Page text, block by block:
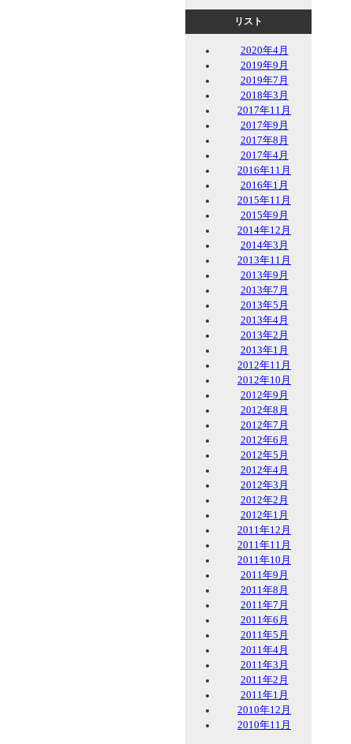
リスト
2020年4月
2019年9月
2019年7月
2018年3月
2017年11月
2017年9月
2017年8月
2017年4月
2016年11月
2016年1月
2015年11月
2015年9月
2014年12月
2014年3月
2013年11月
2013年9月
2013年7月
2013年5月
2013年4月
2013年2月
2013年1月
2012年11月
2012年10月
2012年9月
2012年8月
2012年7月
2012年6月
2012年5月
2012年4月
2012年3月
2012年2月
2012年1月
2011年12月
2011年11月
2011年10月
2011年9月
2011年8月
2011年7月
2011年6月
2011年5月
2011年4月
2011年3月
2011年2月
2011年1月
2010年12月
2010年11月